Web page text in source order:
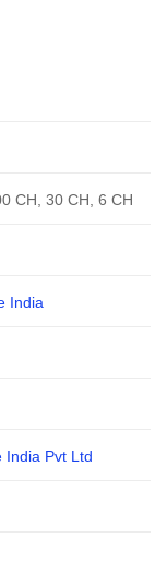
CH, 30 CH, 6 CH
India
India Pvt Ltd